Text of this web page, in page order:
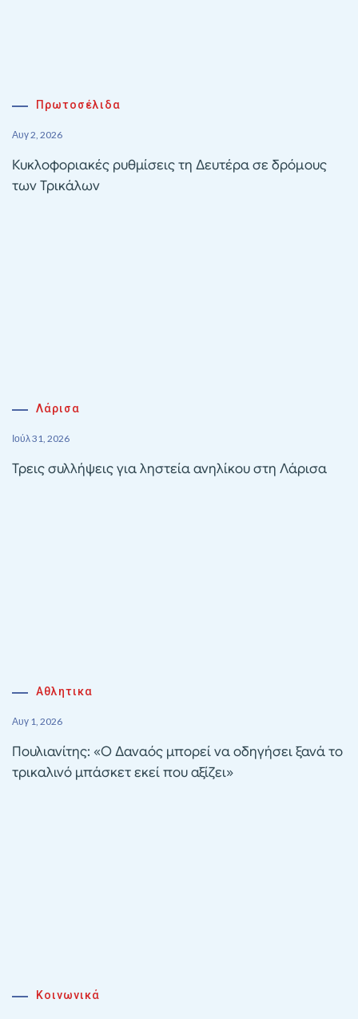
Πρωτοσέλιδα
Αυγ 2, 2026
Κυκλοφοριακές ρυθμίσεις τη Δευτέρα σε δρόμους
των Τρικάλων
Λάρισα
Ιούλ 31, 2026
Τρεις συλλήψεις για ληστεία ανηλίκου στη Λάρισα
Αθλητικα
Αυγ 1, 2026
Πουλιανίτης: «Ο Δαναός μπορεί να οδηγήσει ξανά το
τρικαλινό μπάσκετ εκεί που αξίζει»
Κοινωνικά